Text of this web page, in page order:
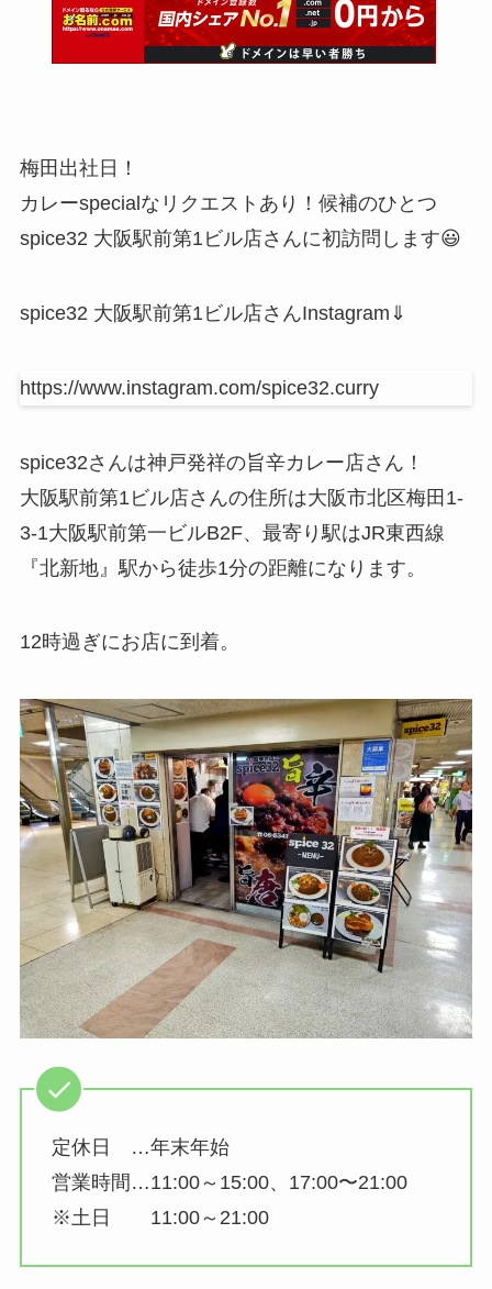
梅田出社日！
カレーspecialなリクエストあり！候補のひとつ
spice32 大阪駅前第1ビル店さんに初訪問します😃
spice32 大阪駅前第1ビル店さんInstagram⇓
https://www.instagram.com/spice32.curry
spice32さんは神戸発祥の旨辛カレー店さん！
大阪駅前第1ビル店さんの住所は大阪市北区梅田1-
3-1大阪駅前第一ビルB2F、最寄り駅はJR東西線
『北新地』駅から徒歩1分の距離になります。
12時過ぎにお店に到着。
定休日 …年末年始
営業時間…11:00～15:00、17:00〜21:00
※土日 11:00～21:00